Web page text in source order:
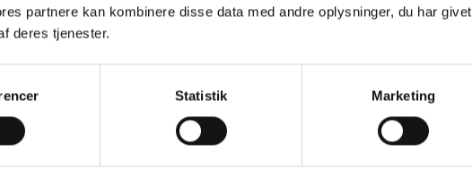
partnere kan kombinere disse data med andre oplysninger, du har givet
deres tjenester.
Statistik Marketing
Book et møde med os